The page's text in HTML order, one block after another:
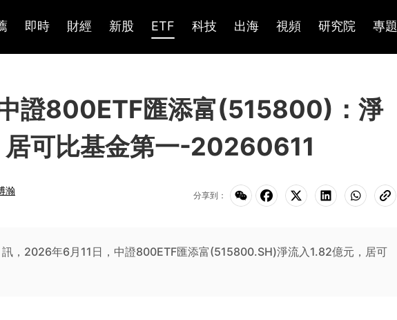
即時 財經 新股 ETF 科技 出海 視頻 研究院 專題
證800ETF匯添富(515800)：淨
可比基金第一-20260611
瀚 分享到：
，2026年6月11日，中證800ETF匯添富(515800.SH)淨流入1.82億元，居可